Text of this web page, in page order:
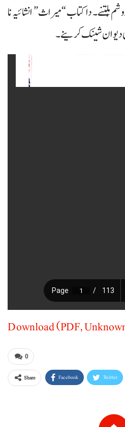
ہلتنے۔ دا کتاب “میراث” انشائیہ نا
شینک کرینے۔
Download (PDF,
0
Share Facebook Twitter